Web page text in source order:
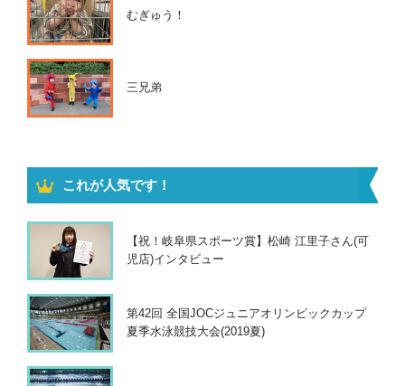
むぎゅう！
三兄弟
これが人気です！
【祝！岐阜県スポーツ賞】松崎 江里子さん(可
児店)インタビュー
第42回 全国JOCジュニアオリンピックカップ
夏季水泳競技大会(2019夏)